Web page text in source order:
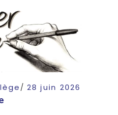
28 juin 2026